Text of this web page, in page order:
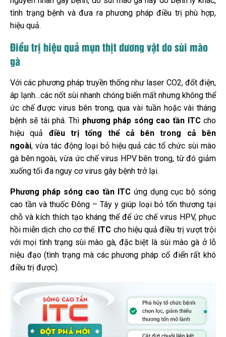
tình trạng bệnh và đưa ra phương pháp điều trị phù hợp,
hiệu quả.
Điều trị hiệu quả mụn thịt dương vật do sùi mào
gà
Với các phương pháp truyền thống như laser CO2, đốt điện,
áp lạnh…các nốt sùi nhanh chóng biến mất nhưng không thể
ức chế được virus bên trong, qua vài tuần hoặc vài tháng
bệnh sẽ tái phá. Thì phương pháp sóng cao tần ITCcho
hiệu quả điều trị tổng thể cả bên trong cả bên
ngoài, vừa tác động loại bỏ hiệu quả các tổ chức sùi mào
gà bên ngoài, vừa ức chế virus HPV bên trong, từ đó giảm
xuống tối đa nguy cơ virus gây bệnh trở lại.
Phương pháp sóng cao tần ITC ứng dụng cục bộ sóng
cao tần và thuốc Đông – Tây y giúp loại bỏ tổn thương tại
chỗ và kích thích tạo kháng thể để ức chế virus HPV, phục
hồi miễn dịch cho cơ thể. ITC cho hiệu quả điều trị vượt trội
với mọi tình trạng sùi mào gà, đặc biệt là sùi mào gà ở lỗ
niệu đạo (tình trạng mà các phương pháp cổ điển rất khó
điều trị được).